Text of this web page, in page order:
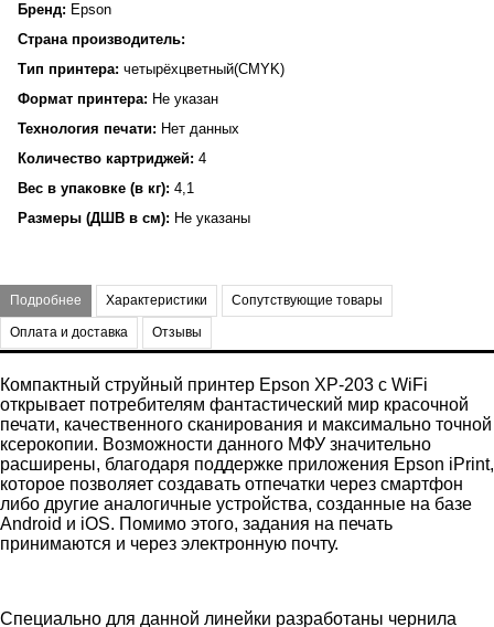
Бренд: Epson
Страна производитель:
Тип принтера: четырёхцветный(CMYK)
Формат принтера: Не указан
Технология печати: Нет данных
Количество картриджей: 4
Вес в упаковке (в кг): 4,1
Размеры (ДШВ в см): Не указаны
Подробнее Характеристики Сопутствующие товары
Оплата и доставка Отзывы
Компактный струйный принтер Epson XP-203 с WiFi
открывает потребителям фантастический мир красочной
печати, качественного сканирования и максимально точной
ксерокопии. Возможности данного МФУ значительно
расширены, благодаря поддержке приложения Epson iPrint,
которое позволяет создавать отпечатки через смартфон
либо другие аналогичные устройства, созданные на базе
Android и iOS. Помимо этого, задания на печать
принимаются и через электронную почту.
Специально для данной линейки разработаны чернила